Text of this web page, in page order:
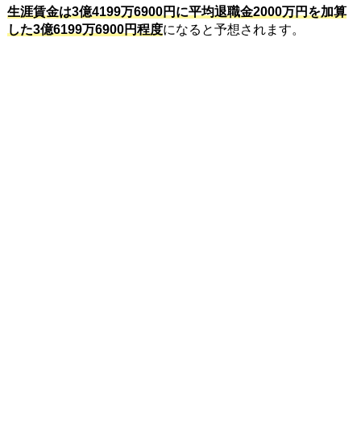
生涯賃金は3億4199万6900円に平均退職金2000万円を加算
した3億6199万6900円程度になると予想されます。